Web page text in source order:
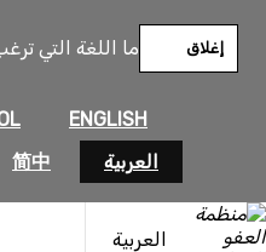
ما اللغة التي
ENGLISH
العربية
简中
إغلاق
العربية
المحتوى